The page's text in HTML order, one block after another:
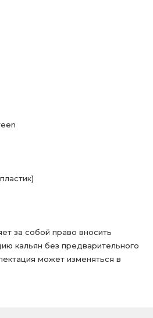
за собой право вносить
кальян без предварительного
может изменяться в